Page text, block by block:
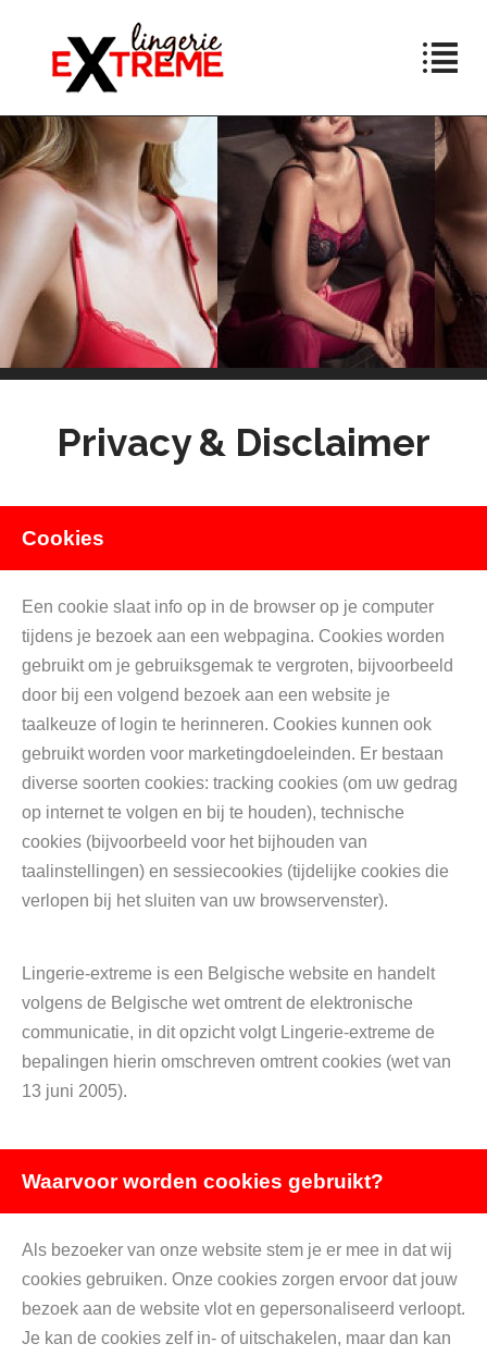
Privacy & Disclaimer
Cookies
Een cookie slaat info op in de browser op je computer
tijdens je bezoek aan een webpagina. Cookies worden
gebruikt om je gebruiksgemak te vergroten, bijvoorbeeld
door bij een volgend bezoek aan een website je
taalkeuze of login te herinneren. Cookies kunnen ook
gebruikt worden voor marketingdoeleinden. Er bestaan
diverse soorten cookies: tracking cookies (om uw gedrag
op internet te volgen en bij te houden), technische
cookies (bijvoorbeeld voor het bijhouden van
taalinstellingen) en sessiecookies (tijdelijke cookies die
verlopen bij het sluiten van uw browservenster).
Lingerie-extreme is een Belgische website en handelt
volgens de Belgische wet omtrent de elektronische
communicatie, in dit opzicht volgt Lingerie-extreme de
bepalingen hierin omschreven omtrent cookies (wet van
13 juni 2005).
Waarvoor worden cookies gebruikt?
Als bezoeker van onze website stem je er mee in dat wij
cookies gebruiken. Onze cookies zorgen ervoor dat jouw
bezoek aan de website vlot en gepersonaliseerd verloopt.
Je kan de cookies zelf in- of uitschakelen, maar dan kan